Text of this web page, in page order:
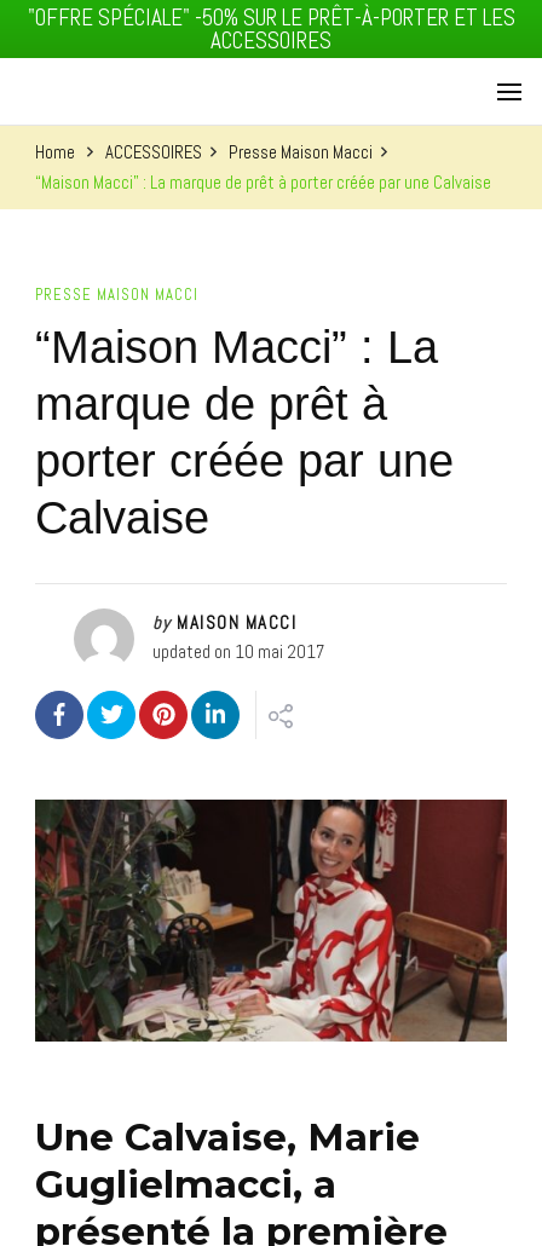
"OFFRE SPÉCIALE" -50% SUR LE PRÊT-À-PORTER ET LES
ACCESSOIRES
MAISON
MACCI
Home ACCESSOIRES
Presse Maison Macci
“Maison Macci” : La marque de prêt à porter créée par une Calvaise
PRESSE MAISON MACCI
“Maison Macci” : La
marque de prêt à
porter créée par une
Calvaise
by MAISON MACCI
updated on 10 mai 2017
Une Calvaise, Marie
Guglielmacci, a
présenté la première